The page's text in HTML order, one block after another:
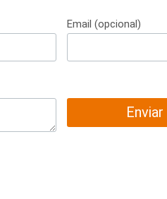
Email (opcional)
Enviar